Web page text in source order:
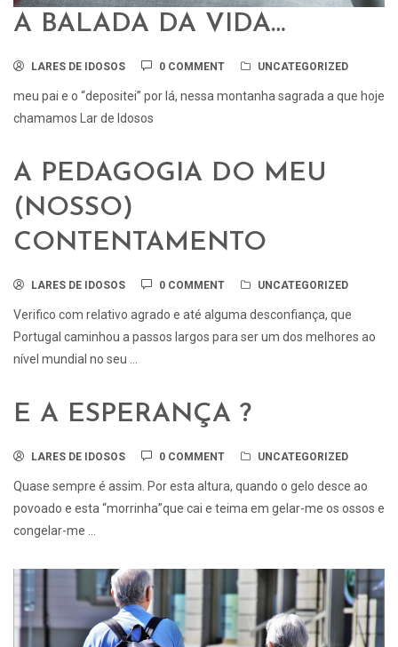
A BALADA DA VIDA…
LARES DE IDOSOS 0 COMMENT UNCATEGORIZED
meu pai e o “depositei” por lá, nessa montanha sagrada a que hoje
chamamos Lar de Idosos
A PEDAGOGIA DO MEU
(NOSSO)
CONTENTAMENTO
LARES DE IDOSOS 0 COMMENT UNCATEGORIZED
Verifico com relativo agrado e até alguma desconfiança, que
Portugal caminhou a passos largos para ser um dos melhores ao
nível mundial no seu ...
E A ESPERANÇA ?
LARES DE IDOSOS 0 COMMENT UNCATEGORIZED
Quase sempre é assim. Por esta altura, quando o gelo desce ao
povoado e esta “morrinha”que cai e teima em gelar-me os ossos e
congelar-me ...